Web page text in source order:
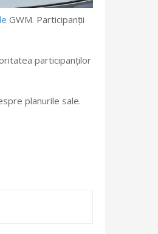
GWM. Participanții
participanților
planurile sale.